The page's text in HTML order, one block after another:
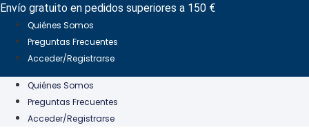
Ir
contenido
Envío gratuito en pedidos superiores a 150 €
Quiénes Somos
Preguntas Frecuentes
Acceder/Registrarse
Quiénes Somos
Preguntas Frecuentes
Acceder/Registrarse